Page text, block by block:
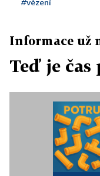
#vězení
Informace už
Teď je